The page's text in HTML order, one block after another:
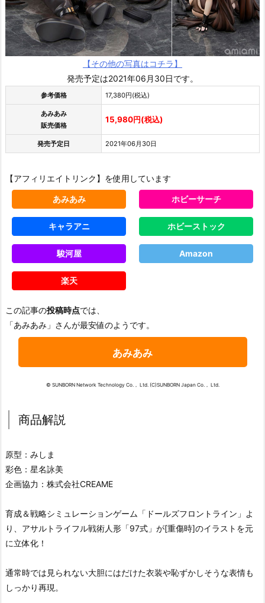
【その他の写真はコチラ】
発売予定は2021年06月30日です。
参考価格 17,380円(税込)
あみあみ
販売価格
15,980円(税込)
発売予定日 2021年06月30日
【アフィリエイトリンク】を使用しています
あみあみ ホビーサーチ
キャラアニ ホビーストック
駿河屋 Amazon
楽天
この記事の投稿時点では、
「あみあみ」さんが最安値のようです。
あみあみ
© SUNBORN Network Technology Co.， Ltd. (C)SUNBORN Japan Co.， Ltd.
商品解説
原型：みしま
彩色：星名詠美
企画協力：株式会社CREAME
育成＆戦略シミュレーションゲーム「ドールズフロントライン」よ
り、アサルトライフル戦術人形「97式」が[重傷時]のイラストを元
に立体化！
通常時では見られない大胆にはだけた衣装や恥ずかしそうな表情も
しっかり再現。